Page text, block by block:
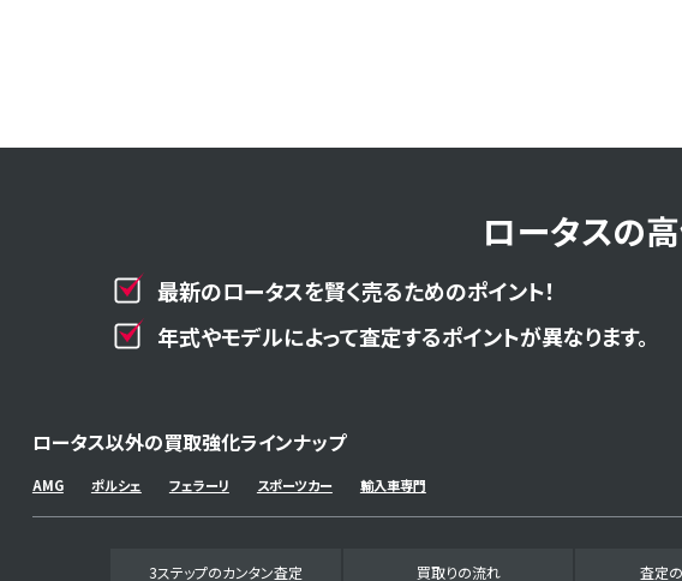
ロータスの
最新のロータスを賢く売るためのポイント！
年式やモデルによって査定するポイントが異なります。
ロータス以外の買取強化ラインナップ
AMG ポルシェ フェラーリ スポーツカー 輸入車専門
3ステップのカンタン査定 買取りの流れ 査定